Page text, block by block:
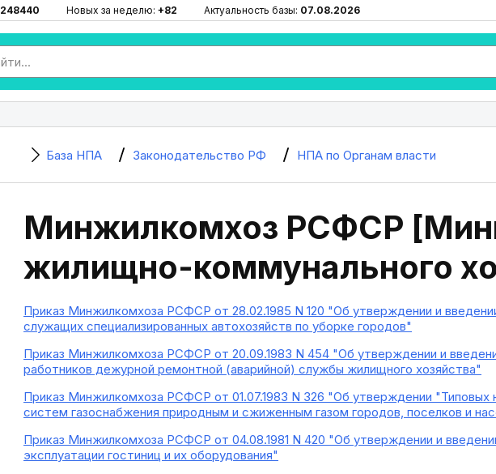
248440 Новых за неделю: +82 Актуальность базы: 07.08.2026
База НПА Законодательство РФ НПА по Органам власти
Минжилкомхоз РСФСР
жилищно-коммунального
Приказ Минжилкомхоза РСФСР от 28.02.1985 N 120 "Об утверждении и
служащих специализированных автохозяйств по уборке городов"
Приказ Минжилкомхоза РСФСР от 20.09.1983 N 454 "Об утверждении и
работников дежурной ремонтной (аварийной) службы жилищного хозяйства"
Приказ Минжилкомхоза РСФСР от 01.07.1983 N 326 "Об утверждении "Типовых
систем газоснабжения природным и сжиженным газом городов, поселков и
Приказ Минжилкомхоза РСФСР от 04.08.1981 N 420 "Об утверждении и
эксплуатации гостиниц и их оборудования"